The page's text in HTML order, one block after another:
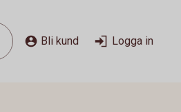
Bli kund Logga in